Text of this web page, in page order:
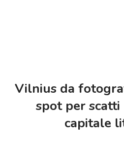
Vilnius da
spot per
capitale